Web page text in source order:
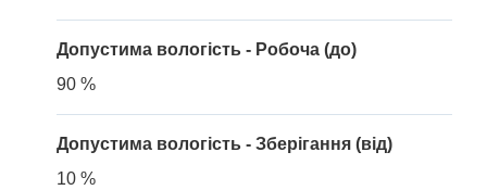
Допустима вологість - Робоча (до)
90 %
Допустима вологість - Зберігання (від)
10 %